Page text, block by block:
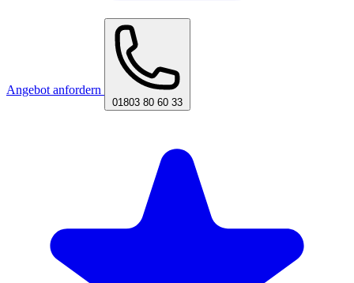
Angebot anfordern
01803 80 60 33